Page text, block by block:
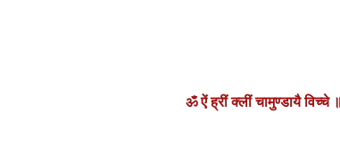
ॐ ऐं ह्रीं क्लीं चामुण्डायै